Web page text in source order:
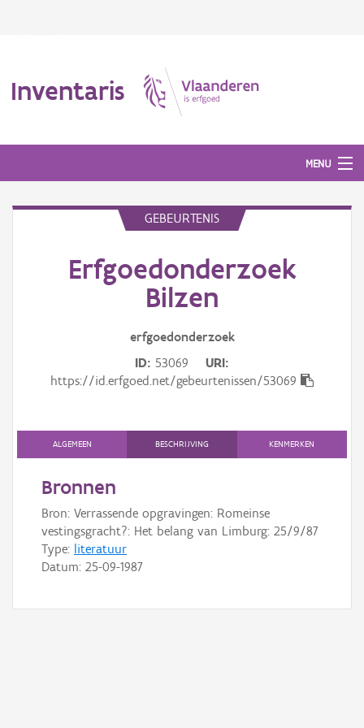
Inventaris
MENU
Aanduidingsobject
Gebeurtenis
Downloads
Hergebruik
Aanmelden
GEBEURTENIS
Erfgoedonderzoek
Bilzen
erfgoedonderzoek
ID 53069
URI
https://id.erfgoed.net/gebeurtenissen/53069
ALGEMEEN BESCHRIJVING KENMERKEN
Bronnen
Bron: Verrassende opgravingen: Romeinse
vestingsgracht?: Het belang van Limburg: 25/9/87
Type: literatuur
Datum: 25-09-1987